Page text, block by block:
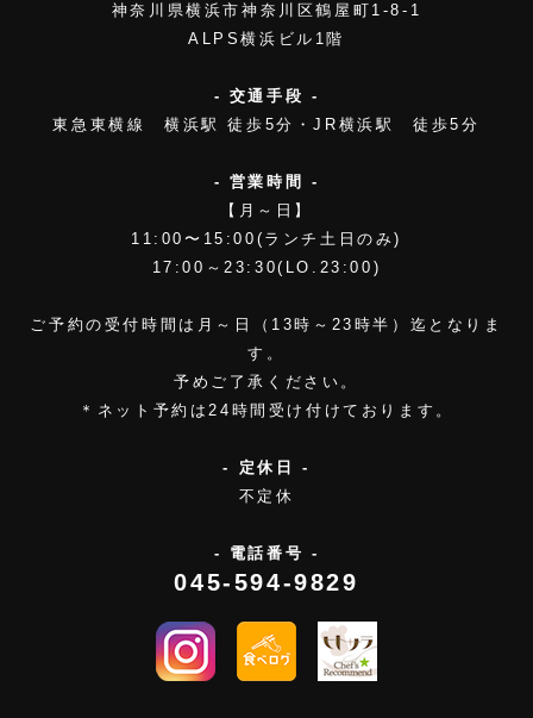
神奈川県横浜市神奈川区鶴屋町1-8-1
ALPS横浜ビル1階
- 交通手段 -
東急東横線 横浜駅 徒歩5分・JR横浜駅 徒歩5分
- 営業時間 -
【月～日】
11:00〜15:00(ランチ土日のみ)
17:00～23:30(LO.23:00)
ご予約の受付時間は月～日（13時～23時半）迄となりま
す。
予めご了承ください。
＊ネット予約は24時間受け付けております。
- 定休日 -
不定休
- 電話番号 -
045-594-9829